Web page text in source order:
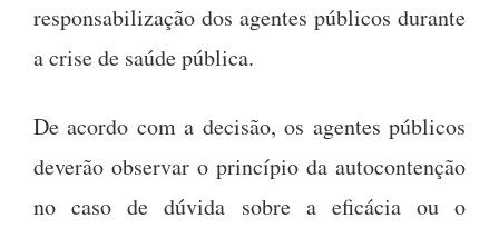
responsabilização dos agentes públicos durante
a crise de saúde pública.
De acordo com a decisão, os agentes públicos
deverão observar o princípio da autocontenção
no caso de dúvida sobre a eficácia ou o